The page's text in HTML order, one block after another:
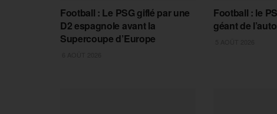
Football : Le PSG giflé par une
D2 espagnole avant la
Supercoupe d’Europe
Football : le
géant de